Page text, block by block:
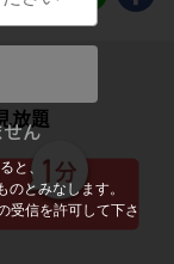
と、
のとみなします。
受信を許可して下さ
しまで
放題